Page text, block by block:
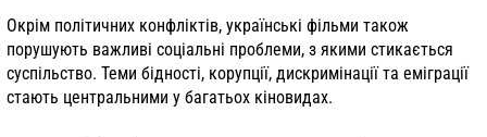
Окрім політичних конфліктів, українські фільми також
порушують важливі соціальні проблеми, з якими стикається
суспільство. Теми бідності, корупції, дискримінації та еміграції
стають центральними у багатьох кіновидах.